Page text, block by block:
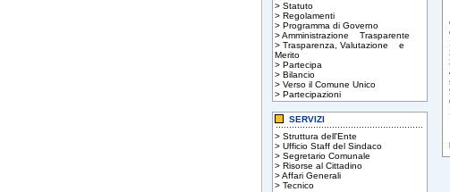
> Statuto
> Regolamenti
> Programma di Governo
>Amministrazione Trasparente
> Trasparenza, Valutazione e
Merito
> Partecipa
> Bilancio
> Verso il Comune Unico
> Partecipazioni
SERVIZI
> Struttura dell'Ente
> Ufficio Staff del Sindaco
> Segretario Comunale
> Risorse al Cittadino
>Affari Generali
> Tecnico